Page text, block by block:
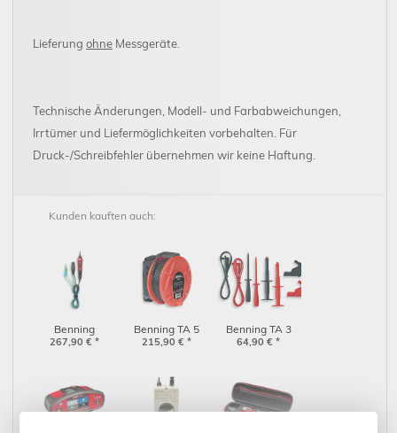
Lieferung ohne Messgeräte.
Technische Änderungen, Modell- und Farbabweichungen,
Irrtümer und Liefermöglichkeiten vorbehalten. Für
Druck-/Schreibfehler übernehmen wir keine Haftung.
Kunden kauften auch:
Benning
Commander
(044155)
267,90 € *
Benning TA 5
(044039)
215,90 € *
Benning TA 3
(044126)
64,90 € *